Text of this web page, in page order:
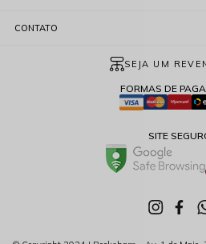
CONTATO
FORMAS DE
SITE
SEJA UM